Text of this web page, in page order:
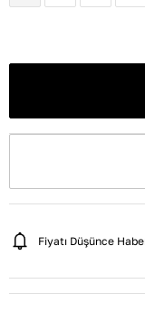
Fiyatı Düşünce